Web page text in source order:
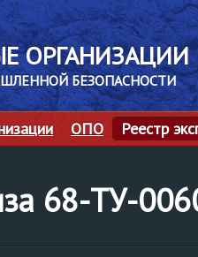
ОРГАНИЗАЦИИ
БЕЗОПАСНОСТИ
ОПО Реестр
68-ТУ-